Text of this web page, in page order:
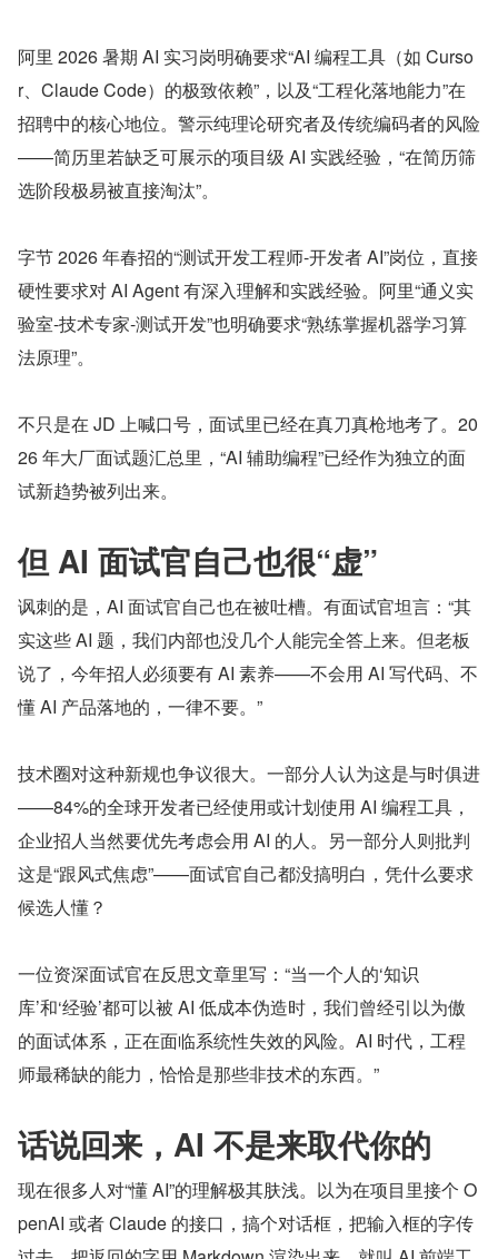
阿里 2026 暑期 AI 实习岗明确要求“AI 编程工具（如 Curso
r、Claude Code）的极致依赖”，以及“工程化落地能力”在
招聘中的核心地位。警示纯理论研究者及传统编码者的风险
——简历里若缺乏可展示的项目级 AI 实践经验，“在简历筛
选阶段极易被直接淘汰”。
字节 2026 年春招的“测试开发工程师-开发者 AI”岗位，直接
硬性要求对 AI Agent 有深入理解和实践经验。阿里“通义实
验室-技术专家-测试开发”也明确要求“熟练掌握机器学习算
法原理”。
不只是在 JD 上喊口号，面试里已经在真刀真枪地考了。20
26 年大厂面试题汇总里，“AI 辅助编程”已经作为独立的面
试新趋势被列出来。
但 AI 面试官自己也很“虚”
讽刺的是，AI 面试官自己也在被吐槽。有面试官坦言：“其
实这些 AI 题，我们内部也没几个人能完全答上来。但老板
说了，今年招人必须要有 AI 素养——不会用 AI 写代码、不
懂 AI 产品落地的，一律不要。”
技术圈对这种新规也争议很大。一部分人认为这是与时俱进
——84%的全球开发者已经使用或计划使用 AI 编程工具，
企业招人当然要优先考虑会用 AI 的人。另一部分人则批判
这是“跟风式焦虑”——面试官自己都没搞明白，凭什么要求
候选人懂？
一位资深面试官在反思文章里写：“当一个人的‘知识
库’和‘经验’都可以被 AI 低成本伪造时，我们曾经引以为傲
的面试体系，正在面临系统性失效的风险。AI 时代，工程
师最稀缺的能力，恰恰是那些非技术的东西。”
话说回来，AI 不是来取代你的
现在很多人对“懂 AI”的理解极其肤浅。以为在项目里接个 O
penAI 或者 Claude 的接口，搞个对话框，把输入框的字传